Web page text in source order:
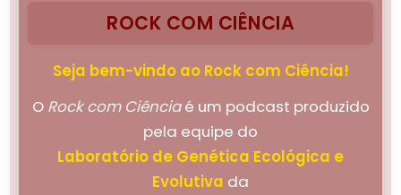
ROCK COM CIÊNCIA
Seja bem-vindo ao Rock com Ciência!
O Rock com Ciênciaé um podcast produzido
pela equipe do
Laboratório de Genética Ecológica e
Evolutiva da